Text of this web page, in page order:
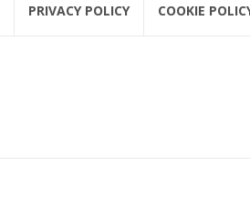
PRIVACY POLICY COOKIE